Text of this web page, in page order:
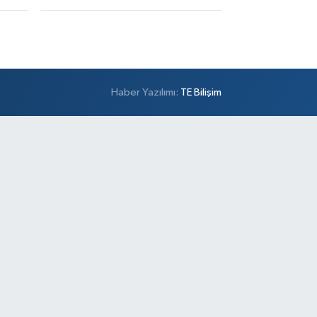
Haber Yazılımı: TE Bilişim